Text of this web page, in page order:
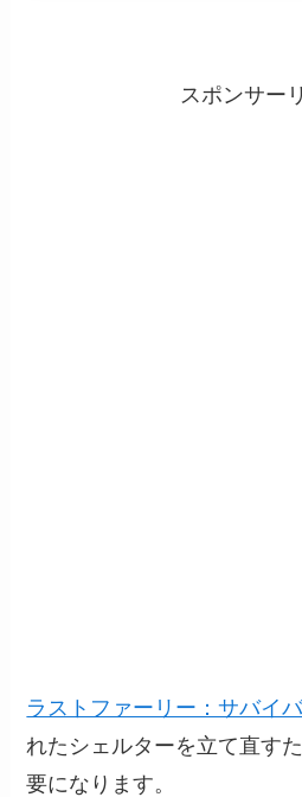
スポンサー
ラストファーリー：サバイ
れたシェルターを立て直す
要になります。